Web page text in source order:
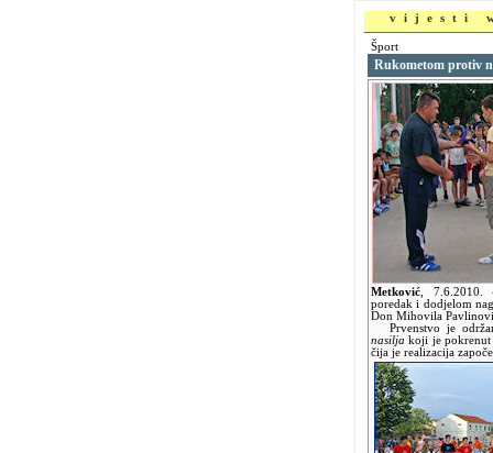
vijesti
Šport
Rukometom protiv
Metković 7.6.2010.
poredak i dodjelom
Don Mihovila
Prvenstvo je
nasilja koji je pokrenut
čija je realizacija